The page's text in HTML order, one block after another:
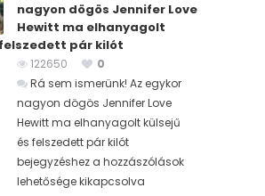
nagyon dögös Jennifer Love
Hewitt ma elhanyagolt
pár kilót
122650
0
Rá sem ismerünk! Az egykor
nagyon dögös Jennifer Love
Hewitt ma elhanyagolt külsejű
és felszedett pár kilót
bejegyzéshez a hozzászólások
lehetősége kikapcsolva